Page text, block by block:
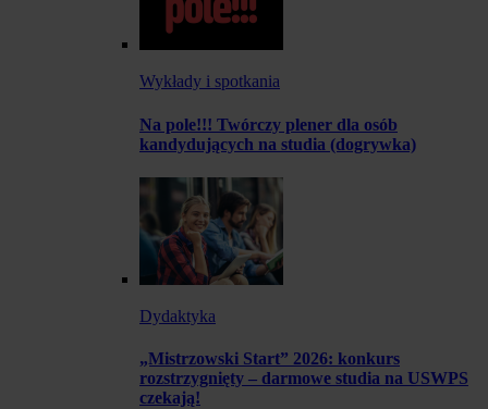
Wykłady i spotkania
Na pole!!! Twórczy plener dla osób
kandydujących na studia (dogrywka)
Dydaktyka
„Mistrzowski Start” 2026: konkurs
rozstrzygnięty – darmowe studia na USWPS
czekają!